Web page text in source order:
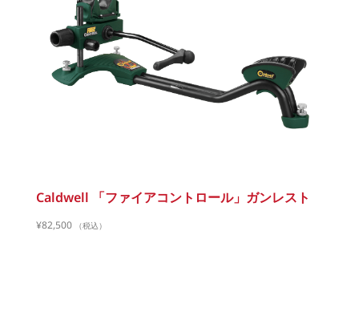
Caldwell 「ファイアコントロール」ガンレスト
¥82,500 （税込）